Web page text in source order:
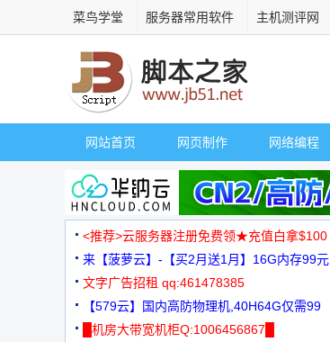
菜鸟学堂 服务器常用软件 主机测评网
网站首页 网页制作 网络编程
<推荐>云服务器注册免费领★充值白拿$100
来【菠萝云】-【买2月送1月】16G内存99元
文字广告招租 qq:461478385
【579云】国内高防物理机,40H64G仅需99
元
█机房大带宽机柜Q:1006456867█